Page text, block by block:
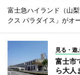
富士急ハイランド（山
クス パラダイス」がオ
見る・遊
富士市
ら大人